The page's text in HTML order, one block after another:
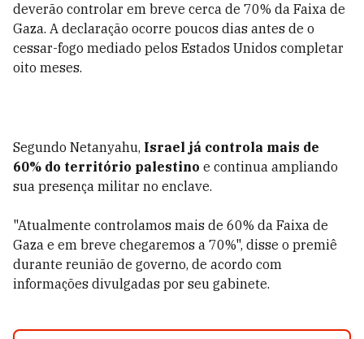
deverão controlar em breve cerca de 70% da Faixa de
Gaza. A declaração ocorre poucos dias antes de o
cessar-fogo mediado pelos Estados Unidos completar
oito meses.
Segundo Netanyahu, Israel já controla mais de
60% do território palestino e continua ampliando
sua presença militar no enclave.
"Atualmente controlamos mais de 60% da Faixa de
Gaza e em breve chegaremos a 70%", disse o premiê
durante reunião de governo, de acordo com
informações divulgadas por seu gabinete.